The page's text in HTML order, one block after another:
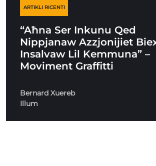
ARTIKLI RICENTI
“Aħna Ser Inkunu Qed
Nippjanaw Azzjonijiet
Insalvaw Lil Kemmuna” –
Moviment Graffitti
Bernard Xuereb
Illum